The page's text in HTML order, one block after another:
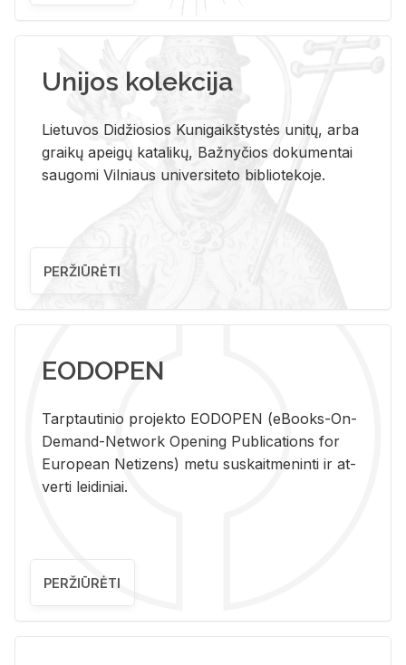
Unijos kolekcija
Lietuvos Didžiosios Kunigaikštystės unitų, arba
graikų apeigų katalikų, Bažnyčios dokumentai
saugomi Vilniaus universiteto bibliotekoje.
PERŽIŪRĖTI
EODOPEN
Tarp­tau­ti­nio pro­jek­to EO­DO­PEN (eBo­oks-On-
De­mand-Ne­twork Ope­ning Pub­li­ca­tions for
Eu­ro­pe­an Ne­ti­zens) metu su­skait­me­nin­ti ir at­
ver­ti lei­di­niai.
PERŽIŪRĖTI